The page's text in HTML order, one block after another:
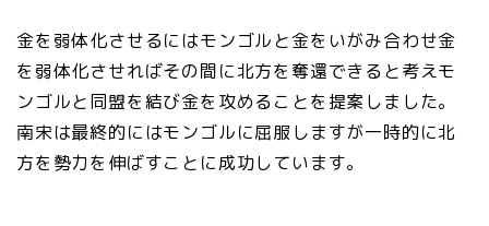
金を弱体化させるにはモンゴルと金をいがみ合わせ金
を弱体化させればその間に北方を奪還できると考えモ
ンゴルと同盟を結び金を攻めることを提案しました。
南宋は最終的にはモンゴルに屈服しますが一時的に北
方を勢力を伸ばすことに成功しています。